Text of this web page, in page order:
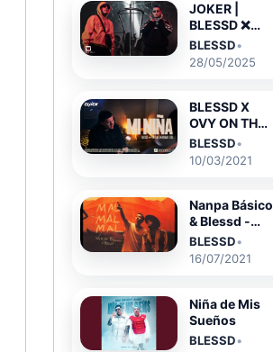
JOKER |
BLESSD ❌
KRIS R (
TRINIDAD
BENDITA )
BLESSD•
28/05/2025
BLESSD X
OVY ON THE
DRUMS | 🥀
MI NIÑA 💔 (
Video Oficial
BLESSD•
10/03/2021
Nanpa Básico
& Blessd -
Mal Mal Mal
(Video
BLESSD•
16/07/2021
Niña de Mis
Sueños
BLESSD•